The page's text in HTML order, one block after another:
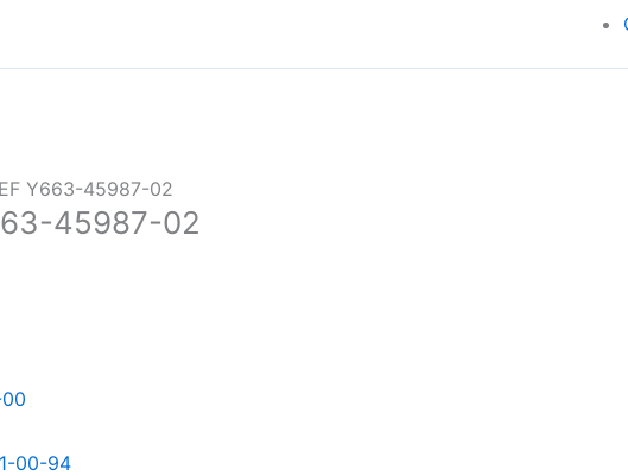
Y663-45987-02
45987-02